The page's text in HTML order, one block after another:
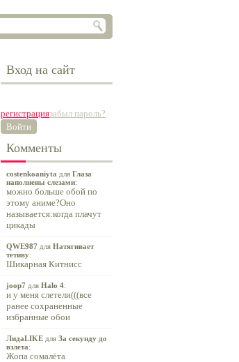
Вход на сайт
регистрациязабыл пароль?
Войти
Комменты
costenkoaniyta для Глаза
наполнены слезами:
можно больше обой по
этому аниме?Оно
называется:когда плачут
цикады
QWE987 для Натягивает
тетиву:
Шикарная Китнисс
joop7 для Halo 4:
и у меня слетели(((все
ранее сохраненные
избранные обои
ЛидаLIKE для За секунду до
взлета:
Жопа сомалёта